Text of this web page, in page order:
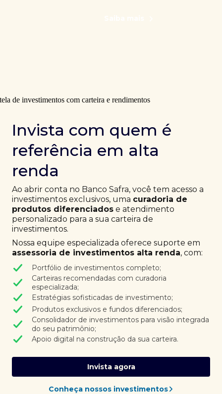
Invista com quem é
referência em alta
renda
Ao abrir conta no Banco Safra, você tem acesso a
investimentos exclusivos, uma curadoria de
produtos diferenciados e atendimento
personalizado para a sua carteira de
investimentos.
Nossa equipe especializada oferece suporte em
assessoria de investimentos alta renda, com:
Portfólio de investimentos completo;
Carteiras recomendadas com curadoria
especializada;
Estratégias sofisticadas de investimento;
Produtos exclusivos e fundos diferenciados;
Consolidador de investimentos para visão integrada
do seu patrimônio;
Apoio digital na construção da sua carteira.
Invista agora
Conheça nossos investimentos